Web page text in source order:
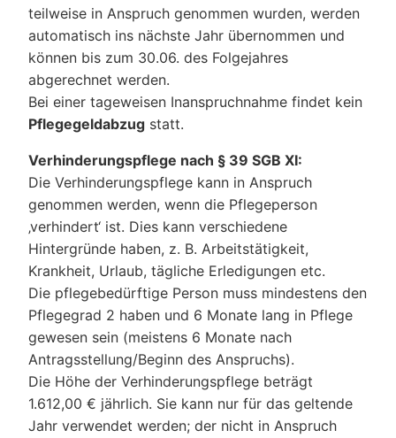
teilweise in Anspruch genommen wurden, werden
automatisch ins nächste Jahr übernommen und
können bis zum 30.06. des Folgejahres
abgerechnet werden.
Bei einer tageweisen Inanspruchnahme findet kein
Pflegegeldabzug statt.
Verhinderungspflege nach § 39 SGB XI:
Die Verhinderungspflege kann in Anspruch
genommen werden, wenn die Pflegeperson
‚verhindert‘ ist. Dies kann verschiedene
Hintergründe haben, z. B. Arbeitstätigkeit,
Krankheit, Urlaub, tägliche Erledigungen etc.
Die pflegebedürftige Person muss mindestens den
Pflegegrad 2 haben und 6 Monate lang in Pflege
gewesen sein (meistens 6 Monate nach
Antragsstellung/Beginn des Anspruchs).
Die Höhe der Verhinderungspflege beträgt
1.612,00 € jährlich. Sie kann nur für das geltende
Jahr verwendet werden; der nicht in Anspruch